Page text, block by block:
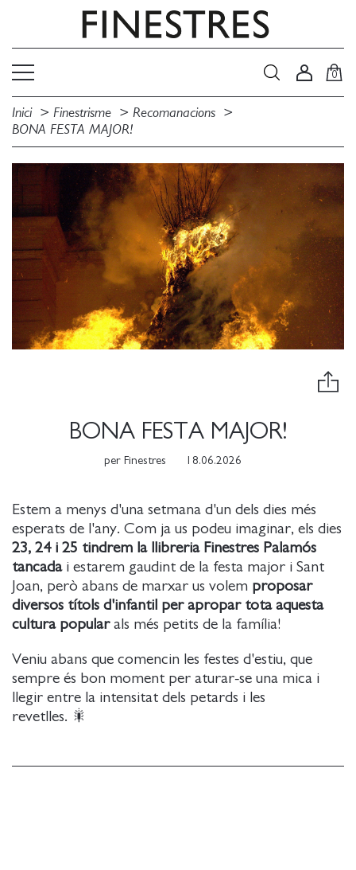
0
Inici Finestrisme
Recomanacions
BONA FESTA MAJOR!
BONA FESTA MAJOR!
per Finestres 18.06.2026
Estem a menys d'una setmana d'un dels dies més
esperats de l'any. Com ja us podeu imaginar, els dies
23, 24 i 25 tindrem la llibreria Finestres Palamós
tancadai estarem gaudint de la festa major i Sant
Joan, però abans de marxar us volem proposar
diversos títols d'infantil per apropar tota aquesta
cultura popularals més petits de la família!
Veniu abans que comencin les festes d'estiu, que
sempre és bon moment per aturar-se una mica i
llegir entre la intensitat dels petards i les
revetlles. 🎇